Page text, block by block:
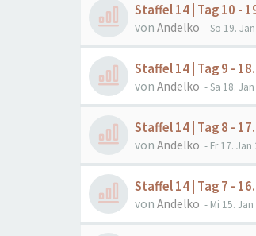
Staffel 14 | Tag 10 -
von Andelko - So 19.
Staffel 14 | Tag 9 -
von Andelko - Sa 18.
Staffel 14 | Tag 8 -
von Andelko - Fr 17.
Staffel 14 | Tag 7 -
von Andelko - Mi 15.